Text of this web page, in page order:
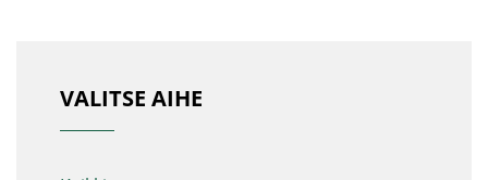
VALITSE AIHE